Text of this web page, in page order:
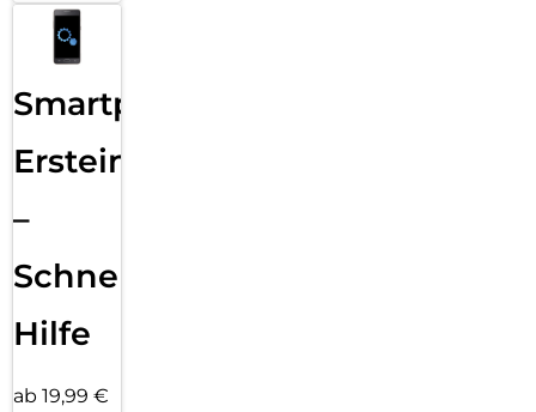
Smartphone
Ersteinrichtung
–
Schnelle
Hilfe
ab 19,99 €